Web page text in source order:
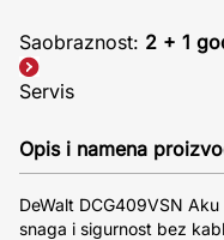
Saobraznost: 2 + 1
Servis
Opis i namena
DeWalt DCG409VSN
snaga i sigurnost bez